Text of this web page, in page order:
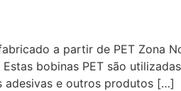
a partir de PET Zona
bobinas PET são
adesivas e outros produtos […]